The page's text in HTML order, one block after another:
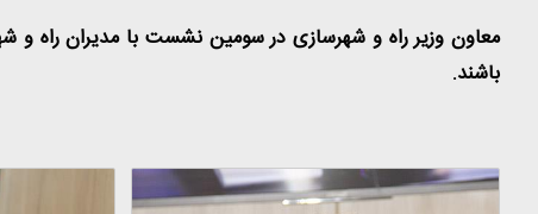
معاون وزیر راه و شهرسازی در سومین نشست با مدیران راه و
باشند.